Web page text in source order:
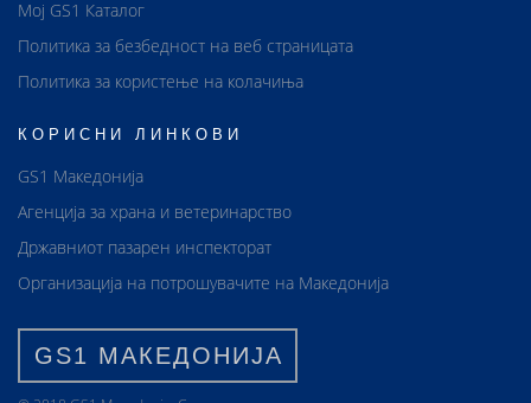
Мој GS1 Каталог
Политика за безбедност на веб страницата
Политика за користење на колачиња
КОРИСНИ ЛИНКОВИ
GS1 Македонија
Агенција за храна и ветеринарство
Државниот пазарен инспекторат
Организација на потрошувачите на Македонија
GS1 МАКЕДОНИЈА